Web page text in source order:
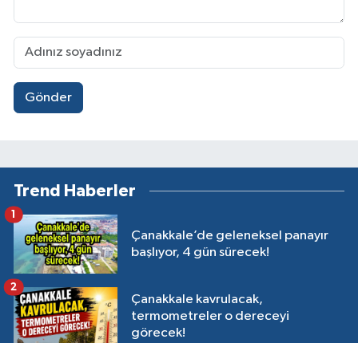
Gönder
Trend Haberler
Çanakkale’de geleneksel panayır
başlıyor, 4 gün sürecek!
1
Çanakkale kavrulacak,
termometreler o dereceyi
görecek!
2